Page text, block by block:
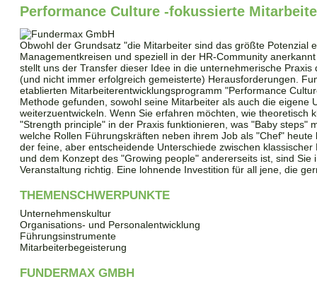
Performance Culture -fokussierte
Obwohl der Grundsatz "die Mitarbeiter sind das größte Potenzial
Managementkreisen und speziell in der HR-Community
stellt uns der Transfer dieser Idee in die unternehmerische
(und nicht immer erfolgreich gemeisterte) Herausforderungen.
etablierten Mitarbeiterentwicklungsprogramm "Performance
Methode gefunden, sowohl seine Mitarbeiter als auch die eigene
weiterzuentwickeln. Wenn Sie erfahren möchten, wie theoretisch
"Strength principle" in der Praxis funktionieren, was "Baby steps"
welche Rollen Führungskräften neben ihrem Job als "Chef"
der feine, aber entscheidende Unterschiede zwischen
und dem Konzept des "Growing people" andererseits ist, sind Sie
Veranstaltung richtig. Eine lohnende Investition für all jene, die
THEMENSCHWERPUNKTE
Unternehmenskultur
Organisations- und Personalentwicklung
Führungsinstrumente
Mitarbeiterbegeisterung
FUNDERMAX GMBH